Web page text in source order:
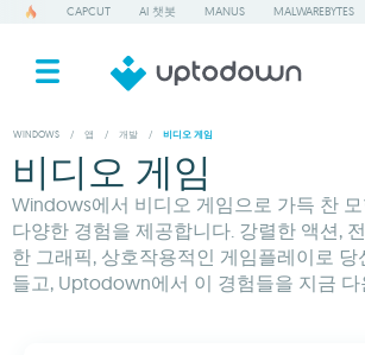
CAPCUT AI 챗봇 MANUS MALWAREBYTES
WINDOWS / 앱 / 개발 / 비디오 게임
비디오 게임
Windows에서 비디오 게임으로 가득 찬
다양한 경험을 제공합니다. 강렬한 액션,
한 그래픽, 상호작용적인 게임플레이로
들고, Uptodown에서 이 경험들을 지금